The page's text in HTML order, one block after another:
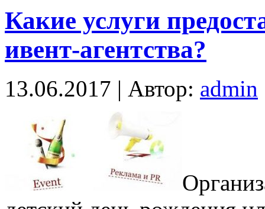
Какие услуги
ивент-агентства?
13.06.2017 | Автор: admin